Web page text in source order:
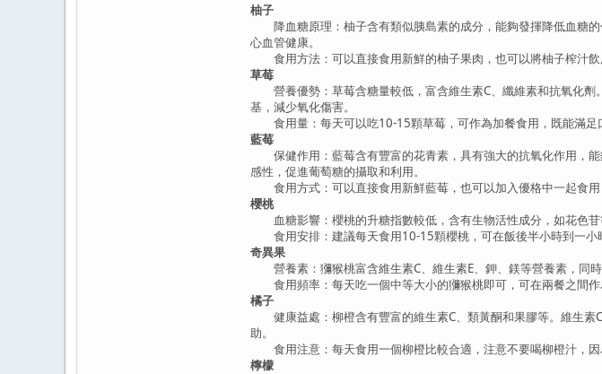
柚子
降血糖原理：柚子含有類似胰島素的成分，能夠發揮降低血糖的
心血管健康。
食用方法：可以直接食用新鮮的柚子果肉，也可以將柚子榨汁飲
草莓
營養優勢：草莓含糖量較低，富含維生素C、纖維素和抗氧化劑
基，減少氧化傷害。
食用量：每天可以吃10-15顆草莓，可作為加餐食用，既能滿足
藍莓
保健作用：藍莓含有豐富的花青素，具有強大的抗氧化作用，能
感性，促進葡萄糖的攝取和利用。
食用方式：可以直接食用新鮮藍莓，也可以加入優格中一起食用
櫻桃
血糖影響：櫻桃的升糖指數較低，含有生物活性成分，如花色苷
食用安排：建議每天食用10-15顆櫻桃，可在飯後半小時到一小
奇異果
營養素：獼猴桃富含維生素C、維生素E、鉀、鎂等營養素，同
食用頻率：每天吃一個中等大小的獼猴桃即可，可在兩餐之間作
橘子
健康益處：柳橙含有豐富的維生素C、類黃酮和果膠等。維生素
助。
食用注意：每天食用一個柳橙比較合適，注意不要喝柳橙汁，因
檸檬